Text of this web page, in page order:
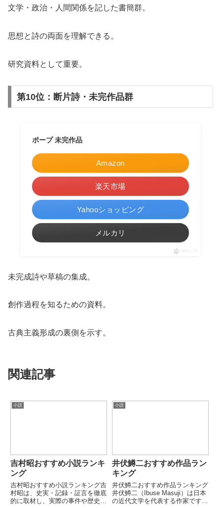
文学・政治・人間関係を記した書簡群。
思想と詩の両面を理解できる。
研究資料として重要。
第10位：断片詩・未完作品群
ポープ 未完作品
Amazon
楽天市場
Yahooショッピング
メルカリ
ポチップ
未完成詩や草稿の集成。
創作過程を知るための資料。
古典主義形成の裏側を示す。
関連記事
小説
吉村昭おすすめ小説ランキ
ング
吉村昭おすすめ小説ランキング吉
村昭は、史実・記録・証言を徹底
的に取材し、実際の事件や歴史を
小説
井伏鱒二おすすめ作品ラン
キング
井伏鱒二おすすめ作品ランキング
井伏鱒二（Ibuse Masuji）は日本
の近代文学を代表する作家です。